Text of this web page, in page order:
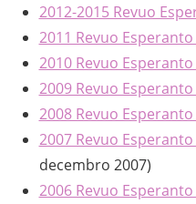
2012-2015 Revuo
2011 Revuo Esperanto
2010 Revuo Esperanto
2009 Revuo Esperanto
2008 Revuo Esperanto
2007 Revuo Esperanto
decembro 2007)
2006 Revuo Esperanto